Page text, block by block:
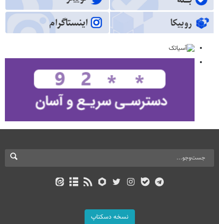
نسخه دسکتاپ